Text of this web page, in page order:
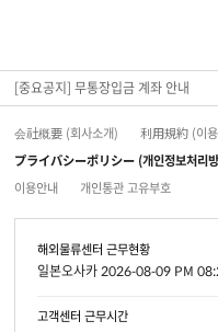
[중요공지] 무통장입금 계좌 안내
会社概要 (회사소개) 利用規約 (이
プライバシーポリシー (개인정보처리
이용안내
개인통관 고유부호
해외물류센터 근무현황
일본오사카 2026-08-09 PM
고객센터 근무시간